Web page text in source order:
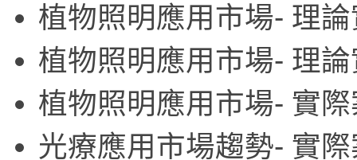
植物照明應用市場- 理
植物照明應用市場- 理
植物照明應用市場- 實
光療應用市場趨勢- 實